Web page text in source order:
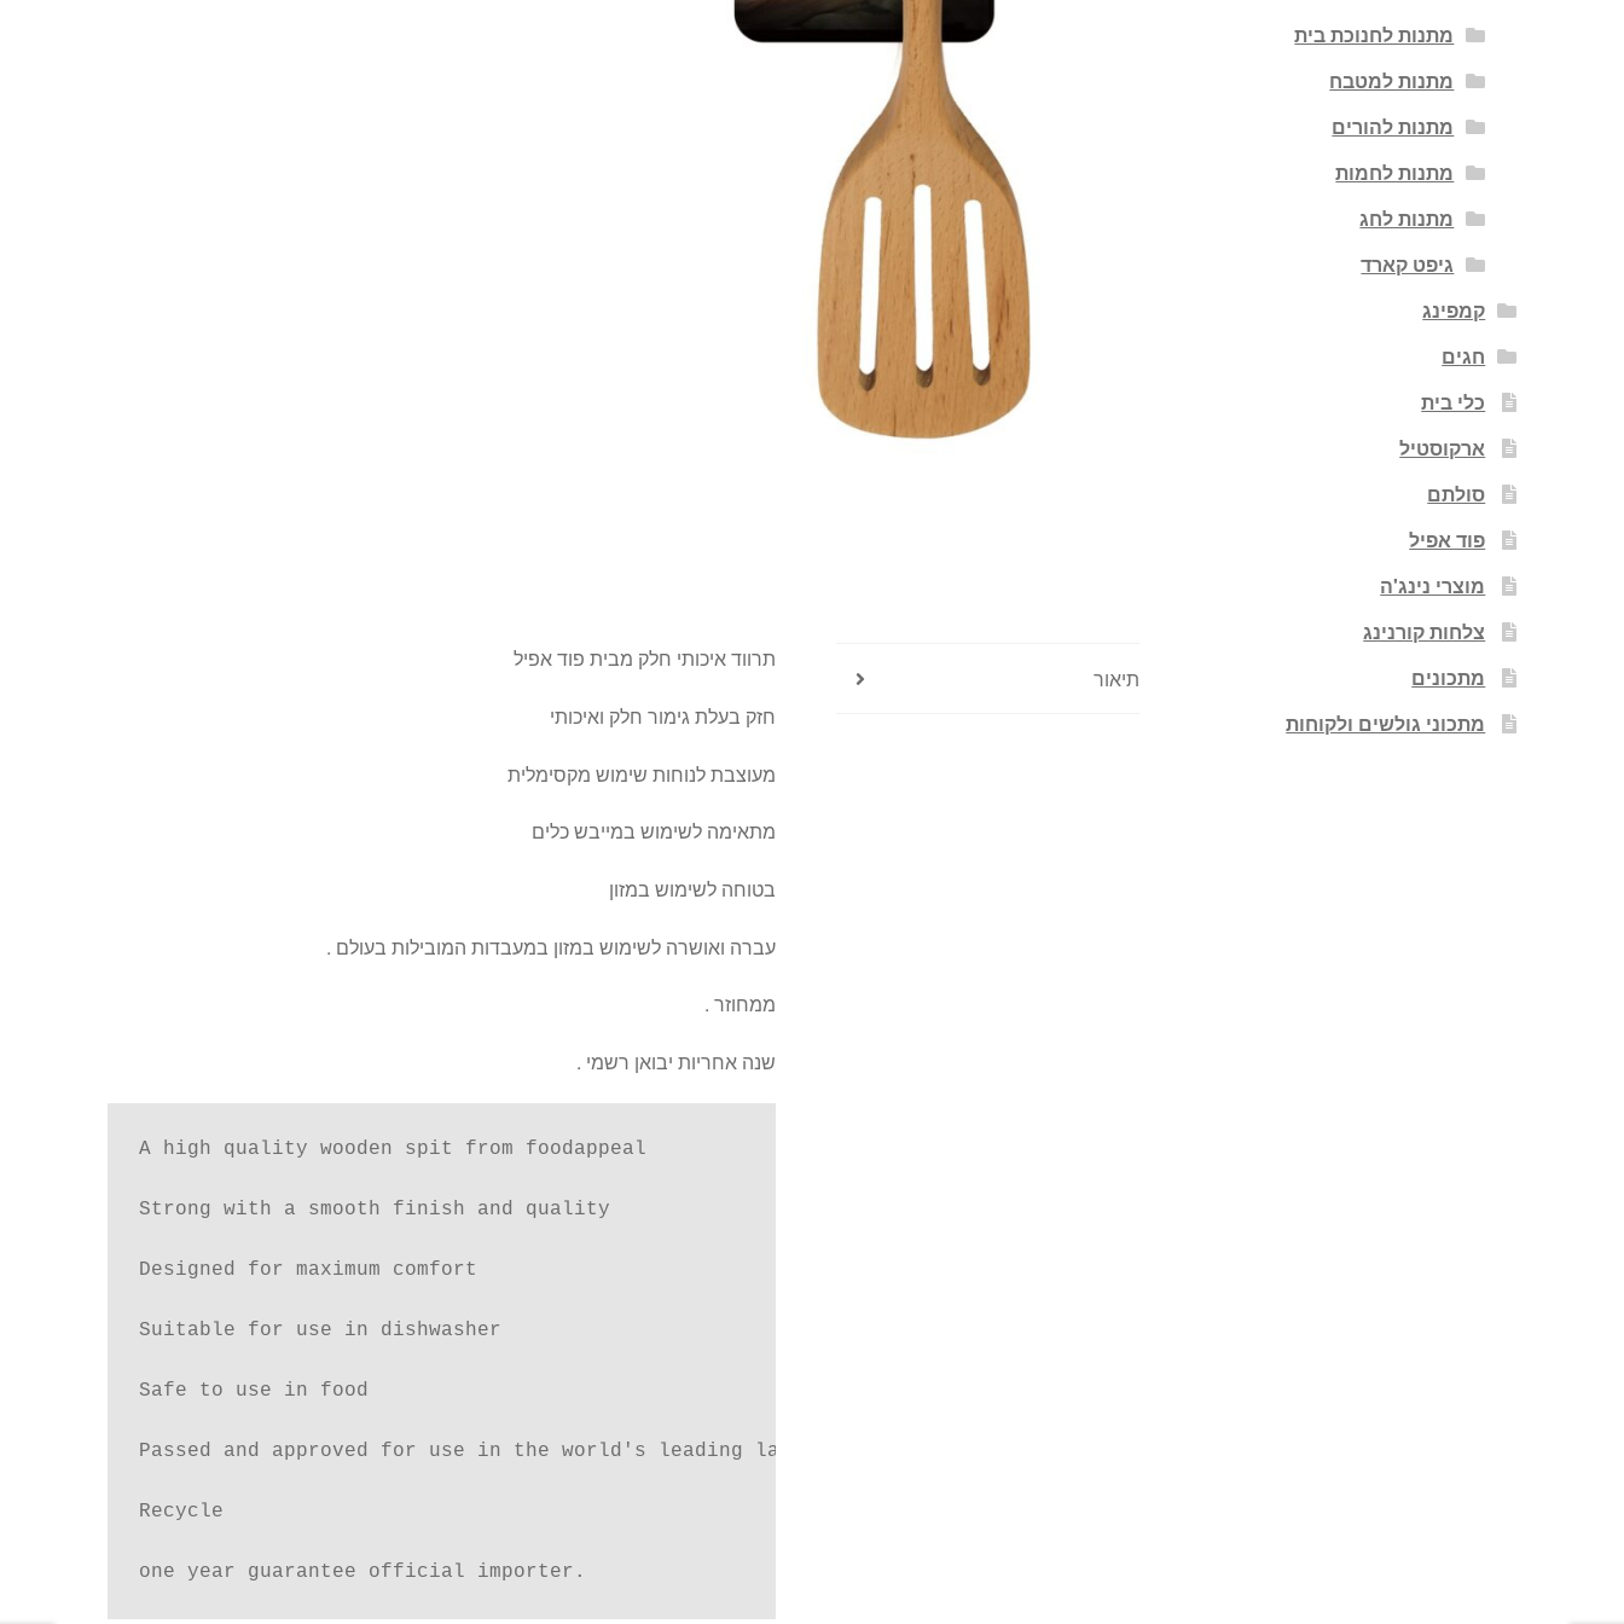
תיאור
תרווד איכותי חלק מבית פוד אפיל
חזק בעלת גימור חלק ואיכותי
מעוצבת לנוחות שימוש מקסימלית
מתאימה לשימוש במייבש כלים
בטוחה לשימוש במזון
עברה ואושרה לשימוש במזון במעבדות המובילות בעולם .
ממחוזר .
שנה אחריות יבואן רשמי .
A high quality wooden spit from foodappeal
Strong with a smooth finish and quality
Designed for maximum comfort
Suitable for use in dishwasher
Safe to use in food
Passed and approved for use in the world's leading laboratories.
Recycle
one year guarantee official importer.
מתנות לחנוכת בית
מתנות למטבח
מתנות להורים
מתנות לחמות
מתנות לחג
גיפט קארד
קמפינג
חגים
כלי בית
ארקוסטיל
סולתם
פוד אפיל
מוצרי נינג'ה
צלחות קורנינג
מתכונים
מתכוני גולשים ולקוחות